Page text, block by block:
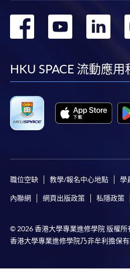
轉
facebook
轉
HKU SPACE 流動應用
職位空缺 教學/報名中心地點 學
內聯網 網頁出版政策 私隱政策
© 2026 香港大學專業進修學院 版權所
香港大學專業進修學院乃非牟利擔保